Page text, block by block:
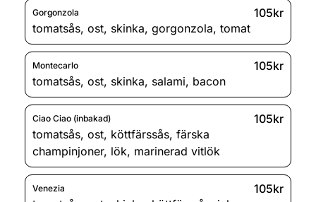
Gorgonzola
105kr
tomatsås, ost, skinka, gorgonzola, tomat
Montecarlo
105kr
tomatsås, ost, skinka, salami, bacon
Ciao Ciao (inbakad)
105kr
tomatsås, ost, köttfärssås, färska
champinjoner, lök, marinerad vitlök
Venezia
105kr